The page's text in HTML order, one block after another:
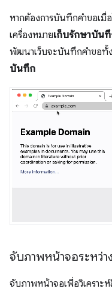
หากต้องการบันทึกคำขอเมื่
เครื่องหมายเก็บรักษาบัน
พัฒนาเว็บจะบันทึกคำขอ
บันทึก
จับภาพหน้าจอระหว่า
จับภาพหน้าจอเพื่อวิเคราะ